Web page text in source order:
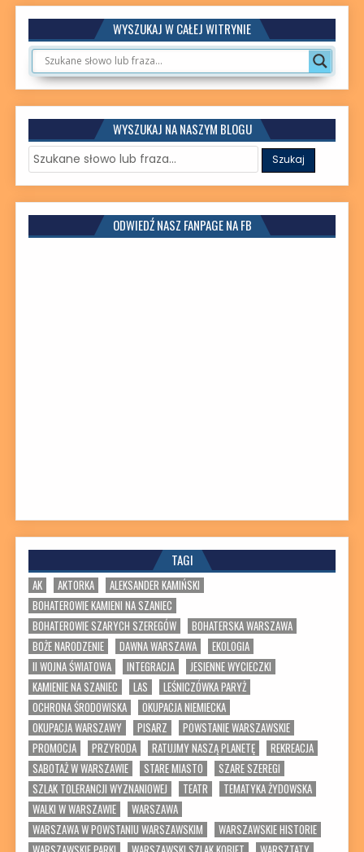
WYSZUKAJ W CAŁEJ WITRYNIE
WYSZUKAJ NA NASZYM BLOGU
ODWIEDŹ NASZ FANPAGE NA FB
TAGI
AK AKTORKA
ALEKSANDER KAMIŃSKI
BOHATEROWIE KAMIENI NA SZANIEC
BOHATEROWIE SZARYCH SZEREGÓW
BOHATERSKA WARSZAWA
BOŻE NARODZENIE
DAWNA WARSZAWA
EKOLOGIA
II WOJNA ŚWIATOWA
INTEGRACJA
JESIENNE WYCIECZKI
KAMIENIE NA SZANIEC
LAS
LEŚNICZÓWKA PARYŻ
OCHRONA ŚRODOWISKA
OKUPACJA NIEMIECKA
OKUPACJA WARSZAWY
PISARZ
POWSTANIE WARSZAWSKIE
PROMOCJA
PRZYRODA RATUJMY NASZĄ PLANETĘ
REKREACJA
SABOTAŻ W WARSZAWIE
STARE MIASTO
SZARE SZEREGI
SZLAK TOLERANCJI WYZNANIOWEJ
TEATR
TEMATYKA ŻYDOWSKA
WALKI W WARSZAWIE
WARSZAWA
WARSZAWA W POWSTANIU WARSZAWSKIM
WARSZAWSKIE HISTORIE